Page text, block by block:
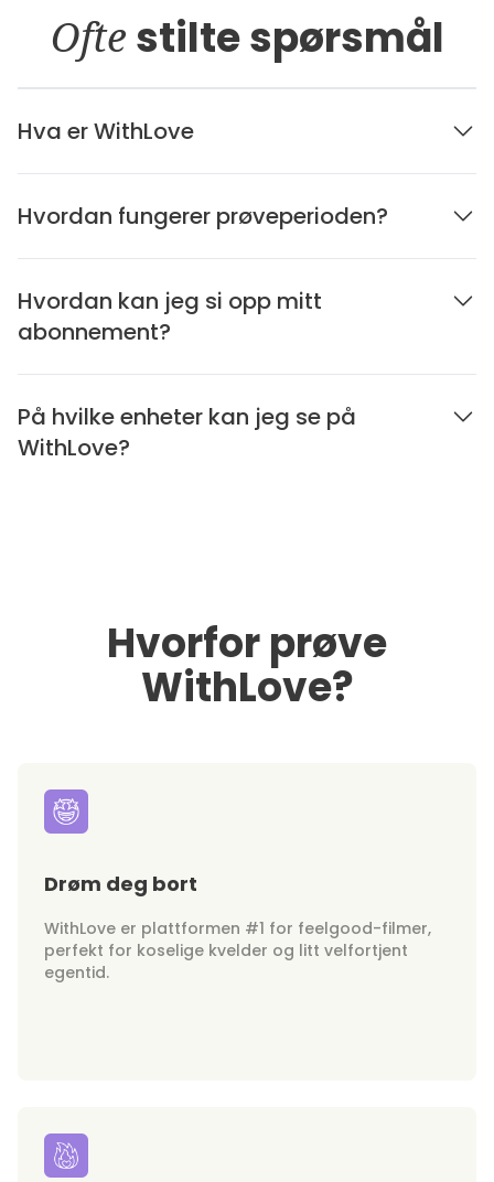
Ofte stilte spørsmål
Hva er WithLove
Hvordan fungerer prøveperioden?
Hvordan kan jeg si opp mitt
abonnement?
På hvilke enheter kan jeg se på
WithLove?
Hvorfor prøve
WithLove?
Drøm deg bort
WithLove er plattformen #1 for feelgood-filmer,
perfekt for koselige kvelder og litt velfortjent
egentid.